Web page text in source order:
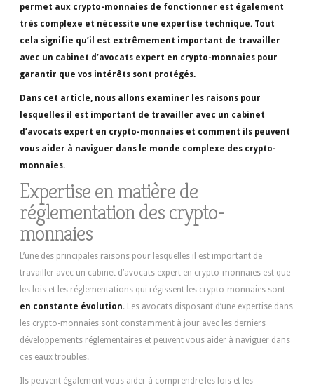
permet aux crypto-monnaies de fonctionner est également
très complexe et nécessite une expertise technique. Tout
cela signifie qu’il est extrêmement important de travailler
avec un cabinet d’avocats expert en crypto-monnaies pour
garantir que vos intérêts sont protégés.
Dans cet article, nous allons examiner les raisons pour
lesquelles il est important de travailler avec un cabinet
d’avocats expert en crypto-monnaies et comment ils peuvent
vous aider à naviguer dans le monde complexe des crypto-
monnaies.
Expertise en matière de
réglementation des crypto-
monnaies
L’une des principales raisons pour lesquelles il est important de
travailler avec un cabinet d’avocats expert en crypto-monnaies est que
les lois et les réglementations qui régissent les crypto-monnaies sont
en constante évolution. Les avocats disposant d’une expertise dans
les crypto-monnaies sont constamment à jour avec les derniers
développements réglementaires et peuvent vous aider à naviguer dans
ces eaux troubles.
Ils peuvent également vous aider à comprendre les lois et les